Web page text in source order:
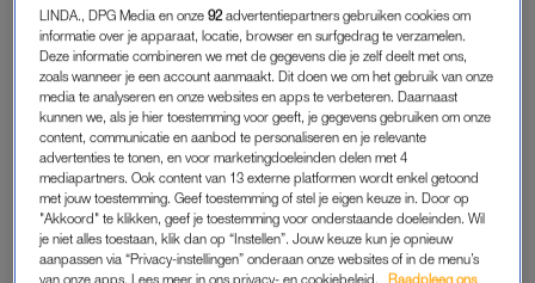
Tekst loopt door onder de post.
LINDA., DPG Media en onze92 advertentiepartners gebruiken cookies om
informatie over je apparaat, locatie, browser en surfgedrag te verzamelen.
Deze informatie combineren we met de gegevens die je zelf deelt met ons,
zoals wanneer je een account aanmaakt. Dit doen we om het gebruik van onze
media te analyseren en onze websites en apps te verbeteren. Daarnaast
kunnen we, als je hier toestemming voor geeft, je gegevens gebruiken om onze
content, communicatie en aanbod te personaliseren en je relevante
advertenties te tonen, en voor marketingdoeleinden delen met 4
mediapartners. Ook content van 13 externe platformen wordt enkel getoond
met jouw toestemming. Geef toestemming of stel je eigen keuze in. Door op
"Akkoord" te klikken, geef je toestemming voor onderstaande doeleinden. Wil
je niet alles toestaan, klik dan op “Instellen”. Jouw keuze kun je opnieuw
aanpassen via “Privacy-instellingen” onderaan onze websites of in de menu’s
van onze apps. Lees meer in ons privacy- en cookiebeleid.
Raadpleeg ons